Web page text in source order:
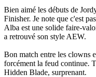
Bien aimé les débuts de
Finisher. Je note que c'est
Alba est une solide faire-
a retrouvé son style AEW.
Bon match entre les clowns
forcément la feud continue.
Hidden Blade, surprenant.